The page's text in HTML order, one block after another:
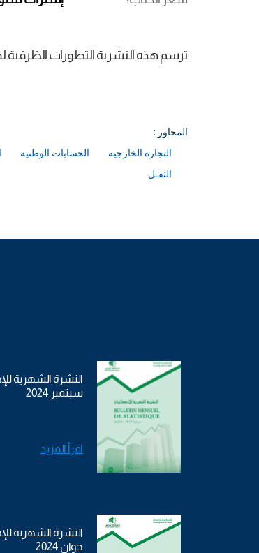
ترسم هذه النشرية التطورات الظرفية
المحاور :
التجارة الخارجية
الحسابات الوطنية
النقـل
النشرة الشهرية
سبتمبر 2024
اقرأ المزيد
النشرة الشهرية
جوان 2024